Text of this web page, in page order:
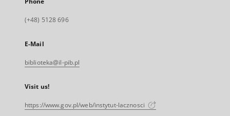
(+48) 5128 696
E-Mail
biblioteka@il-pib.pl
Visit us!
https://www.gov.pl/web/instytut-lacznosci